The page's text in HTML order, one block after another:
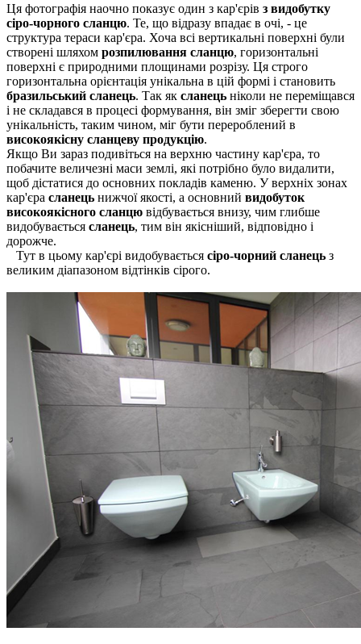
Ця фотографія наочно показує один з кар'єрів з видобутку
сіро-чорного сланцю. Те, що відразу впадає в очі, - це
структура тераси кар'єра. Хоча всі вертикальні поверхні були
створені шляхом розпилювання сланцю, горизонтальні
поверхні є природними площинами розрізу. Ця строго
горизонтальна орієнтація унікальна в цій формі і становить
бразильський сланець. Так як сланець ніколи не переміщався
і не складався в процесі формування, він зміг зберегти свою
унікальність, таким чином, міг бути перероблений в
високоякісну сланцеву продукцію.
Якщо Ви зараз подивіться на верхню частину кар'єра, то
побачите величезні маси землі, які потрібно було видалити,
щоб дістатися до основних покладів каменю. У верхніх зонах
кар'єра сланець нижчої якості, а основний видобуток
високоякісного сланцю відбувається внизу, чим глибше
видобувається сланець, тим він якісніший, відповідно і
дорожче.
Тут в цьому кар'єрі видобувається сіро-чорний сланець з
великим діапазоном відтінків сірого.